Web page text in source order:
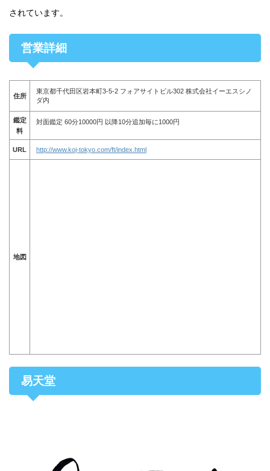
されています。
営業詳細
住所
東京都千代田区岩本町3-5-2 フォアサイトビル302 株式会社イーエスシノ
ダ内
鑑定
料
対面鑑定 60分10000円 以降10分追加毎に1000円
URL http://www.koj-tokyo.com/ft/index.html
地図
易天堂